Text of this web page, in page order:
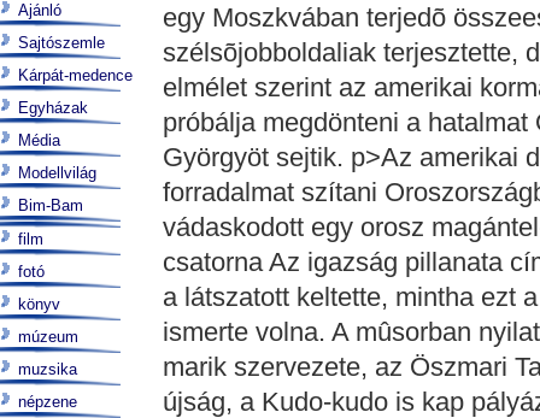
egy Moszkvában terjedõ
szélsõjobboldaliak terjesztette,
elmélet szerint az amerikai
próbálja megdönteni a
Györgyöt sejtik. p>Az amerikai
forradalmat szítani
vádaskodott egy orosz
csatorna Az igazság pillanata
a látszatott keltette, mintha ezt
ismerte volna. A mûsorban
marik szervezete, az Öszmari
újság, a Kudo-kudo is kap
Ajánló
Sajtószemle
Kárpát-medence
Egyházak
Média
Modellvilág
Bim-Bam
film
fotó
könyv
múzeum
muzsika
népzene